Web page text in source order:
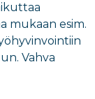
mukaan esim.
Vahva